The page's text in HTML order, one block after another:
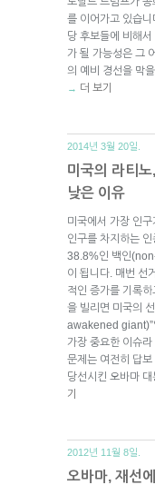
를 이어가고 있습
당 후보들에 비해
가 될 가능성은 그
의 예비 경선을 막
→ 더 보기
2014년 3월 20일.
미국의 라티
낮은 이유
미국에서 가장 인
인구를 차지하는
38.8%인 백인
이 됩니다. 매번 선
적인 증가를 기록
을 빌리면 미국의
awakened giant)”
가장 중요한 이슈
문제는 여전히 답
당선시킨 오바마
기
2012년 11월 8일.
오바마, 재선